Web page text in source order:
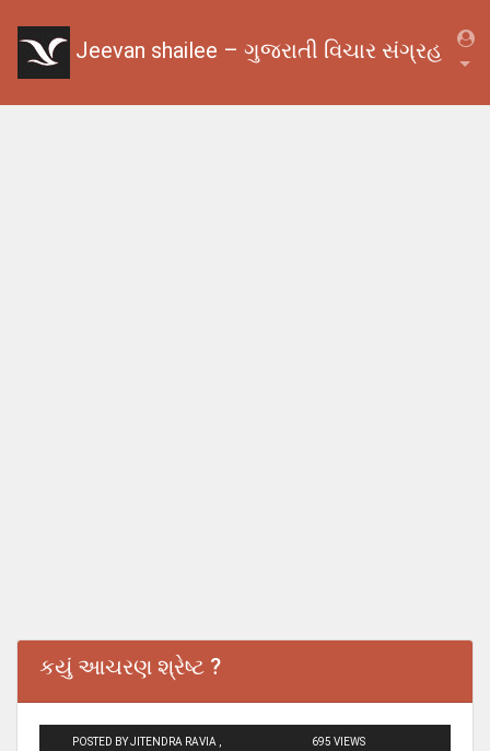
Jeevan shailee – ગુજરાતી વિચાર સંગ્રહ
કયું આચરણ શ્રેષ્ટ ?
POSTED BY JITENDRA RAVIA ,
695 VIEWS